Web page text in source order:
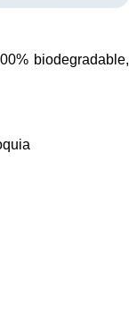
biodegradable,